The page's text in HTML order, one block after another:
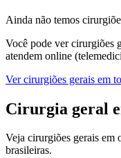
Ainda não temos
Você pode vercirurgiões
atendem online
Vercirurgiões gerais em
Cirurgia geral
Veja cirurgiões gerais em
brasileiras.